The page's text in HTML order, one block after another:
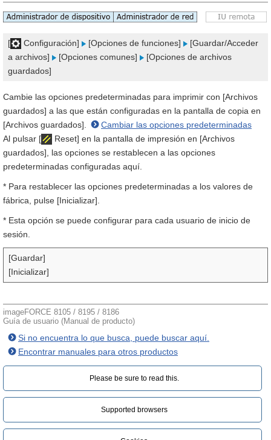
[ Configuración] [Opciones de funciones]
[Guardar/Acceder
a archivos]
[Opciones comunes]
[Opciones de archivos
guardados]
Cambie las opciones predeterminadas para imprimir con [Archivos
guardados] a las que están configuradas en la pantalla de copia en
[Archivos guardados].
Cambiar las opciones predeterminadas
Al pulsar [
Reset] en la pantalla de impresión en [Archivos
guardados], las opciones se restablecen a las opciones
predeterminadas configuradas aquí.
* Para restablecer las opciones predeterminadas a los valores de
fábrica, pulse [Inicializar].
* Esta opción se puede configurar para cada usuario de inicio de
sesión.
[Guardar]
[Inicializar]
imageFORCE 8105 / 8195 / 8186
Guía de usuario (Manual de producto)
Si no encuentra lo que busca, puede buscar aquí.
Encontrar manuales para otros productos
Please be sure to read this.‎
Supported browsers